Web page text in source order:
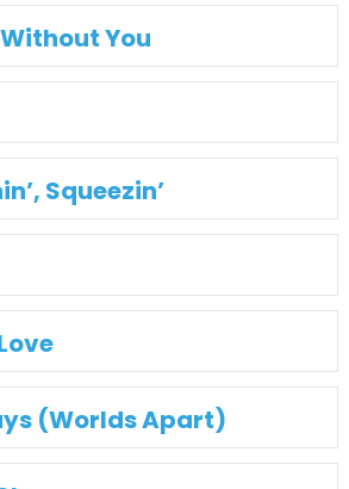
You
Squeezin’
(Worlds Apart)